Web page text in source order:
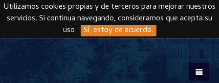
Utilizamos cookies propias y de terceros para mejorar nuestros
servicios. Si continua navegando, consideramos que acepta su
uso. Sí, estoy de acuerdo.
Skip to main content